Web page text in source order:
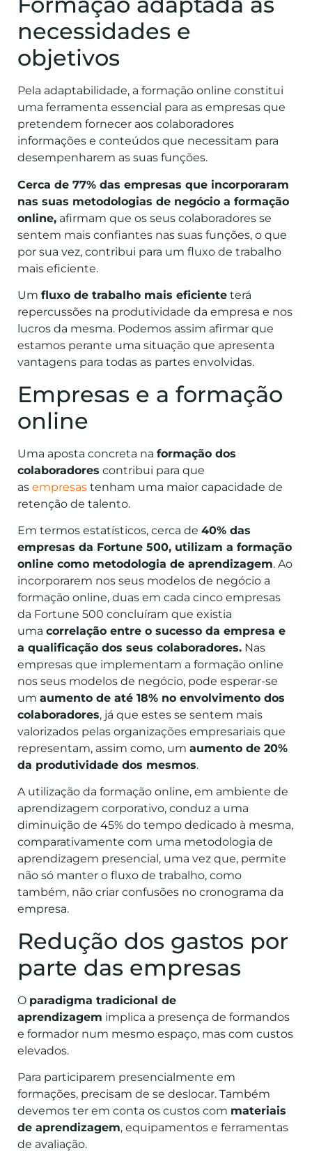
necessidades e
objetivos
Pela adaptabilidade, a formação online constitui
uma ferramenta essencial para as empresas que
pretendem fornecer aos colaboradores
informações e conteúdos que necessitam para
desempenharem as suas funções.
Cerca de 77% das empresas que incorporaram
nas suas metodologias de negócio a formação
online, afirmam que os seus colaboradores se
sentem mais confiantes nas suas funções, o que
por sua vez, contribui para um fluxo de trabalho
mais eficiente.
Um fluxo de trabalho mais eficiente terá
repercussões na produtividade da empresa e nos
lucros da mesma. Podemos assim afirmar que
estamos perante uma situação que apresenta
vantagens para todas as partes envolvidas.
Empresas e a formação
online
Uma aposta concreta na formação dos
colaboradores contribui para que
as empresas tenham uma maior capacidade de
retenção de talento.
Em termos estatísticos, cerca de 40% das
empresas da Fortune 500, utilizam a formação
online como metodologia de aprendizagem. Ao
incorporarem nos seus modelos de negócio a
formação online, duas em cada cinco empresas
da Fortune 500 concluíram que existia
uma correlação entre o sucesso da empresa e
a qualificação dos seus colaboradores. Nas
empresas que implementam a formação online
nos seus modelos de negócio, pode esperar-se
um aumento de até 18% no envolvimento dos
colaboradores, já que estes se sentem mais
valorizados pelas organizações empresariais que
representam, assim como, um aumento de 20%
da produtividade dos mesmos.
A utilização da formação online, em ambiente de
aprendizagem corporativo, conduz a uma
diminuição de 45% do tempo dedicado à mesma,
comparativamente com uma metodologia de
aprendizagem presencial, uma vez que, permite
não só manter o fluxo de trabalho, como
também, não criar confusões no cronograma da
empresa.
Redução dos gastos por
parte das empresas
O paradigma tradicional de
aprendizagem implica a presença de formandos
e formador num mesmo espaço, mas com custos
elevados.
Para participarem presencialmente em
formações, precisam de se deslocar. Também
devemos ter em conta os custos com materiais
de aprendizagem, equipamentos e ferramentas
de avaliação.